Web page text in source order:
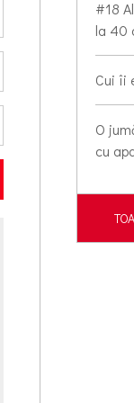
#18
la 40
Cui îi
O
cu